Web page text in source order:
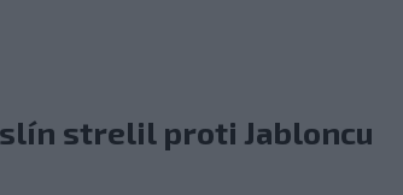
strelil proti Jabloncu